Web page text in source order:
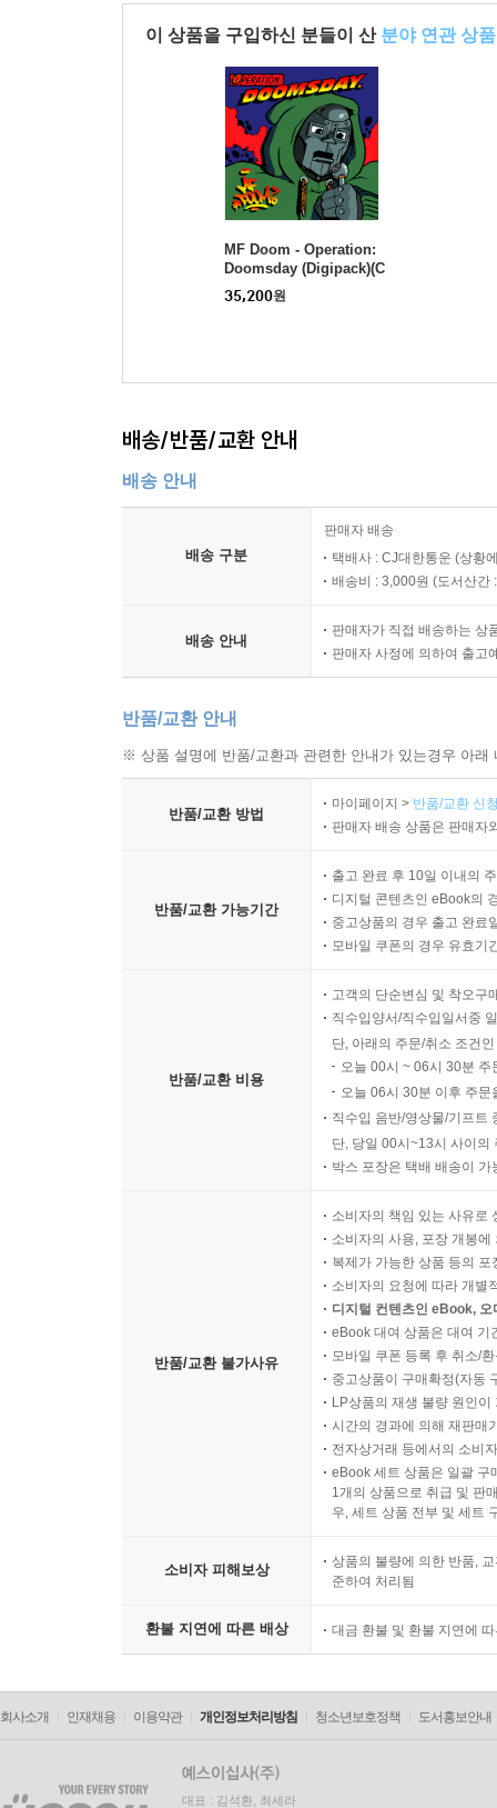
이 상품을 구입하신 분들이 산 분야 연관 상품
MF Doom - Operation:
Doomsday (Digipack)(C
D)
35,200원
배송/반품/교환 안내
배송 안내
배송 구분
판매자 배송
택배사 : CJ대한통운 (상황
배송비 : 3,000원 (도서산간
배송 안내
판매자가 직접 배송하는 상
판매자 사정에 의하여 출고
반품/교환 안내
※ 상품 설명에 반품/교환과 관련한 안내가 있는경우 아
반품/교환 방법
마이페이지 > 반품/교환 신
판매자 배송 상품은 판매자
반품/교환 가능기간
출고 완료 후 10일 이내의
디지털 콘텐츠인 eBook의
중고상품의 경우 출고 완료
모바일 쿠폰의 경우 유효기
반품/교환 비용
고객의 단순변심 및 착오구
직수입양서/직수입일서중
단, 아래의 주문/취소 조건
오늘 00시 ~ 06시 30분
오늘 06시 30분 이후 주
직수입 음반/영상물/기프트
단, 당일 00시~13시 사이의
박스 포장은 택배 배송이
반품/교환 불가사유
소비자의 책임 있는 사유로
소비자의 사용, 포장 개봉
복제가 가능한 상품 등의
소비자의 요청에 따라 개별
디지털 컨텐츠인 eBook,
eBook 대여 상품은 대여 기
모바일 쿠폰 등록 후 취소/
중고상품이 구매확정(자동
LP상품의 재생 불량 원인
시간의 경과에 의해 재판매
전자상거래 등에서의 소비
eBook 세트 상품은 일괄 구
1개의 상품으로 취급 및 판
우, 세트 상품 전부 및 세트
소비자 피해보상
상품의 불량에 의한 반품,
준하여 처리됨
환불 지연에 따른 배상 대금 환불 및 환불 지연에
회사소개 인재채용 이용약관 개인정보처리방침 청소년보호정책 도서홍보안내
대표 : 김석환, 최세라